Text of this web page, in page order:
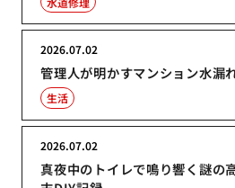
管理人が明かすマンション水漏
2026.07.02
生活
真夜中のトイレで鳴り響く謎の
2026.07.02